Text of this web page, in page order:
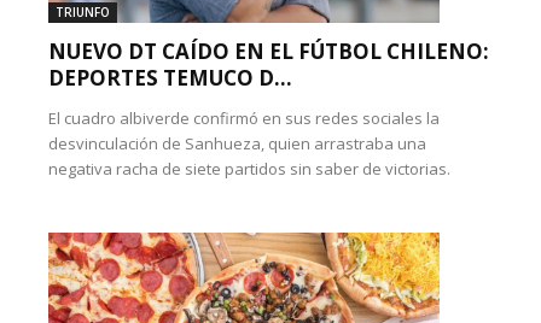
TRIUNFO
NUEVO DT CAÍDO EN EL FÚTBOL CHILENO:
DEPORTES TEMUCO D...
El cuadro albiverde confirmó en sus redes sociales la
desvinculación de Sanhueza, quien arrastraba una
negativa racha de siete partidos sin saber de victorias.